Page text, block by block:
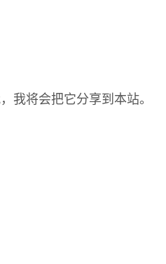
我将会把它分享到本站。